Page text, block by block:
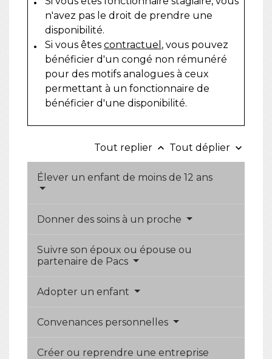
n'avez pas le droit de prendre une
disponibilité.
Si vous êtes contractuel , vous pouvez
bénéficier d'un congé non rémunéré
pour des motifs analogues à ceux
permettant à un fonctionnaire de
bénéficier d'une disponibilité.
Tout replier keyboard_arrow_up Tout déplier keyboard_arrow_down
Élever un enfant de moins de 12 ans
Donner des soins à un proche
Suivre son époux ou épouse ou
partenaire de Pacs
Adopter un enfant
Convenances personnelles
Créer ou reprendre une entreprise